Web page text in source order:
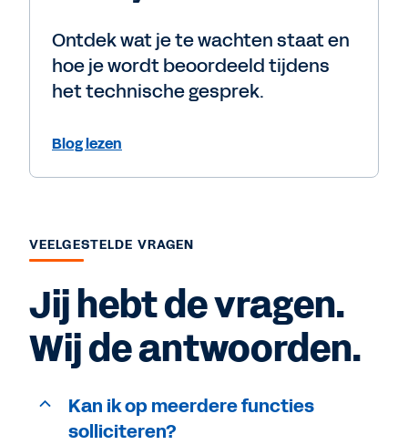
Ontdek wat je te wachten staat en
hoe je wordt beoordeeld tijdens
het technische gesprek.
Blog lezen
VEELGESTELDE VRAGEN
Jij hebt de vragen.
Wij de antwoorden.
Kan ik op meerdere functies
solliciteren?